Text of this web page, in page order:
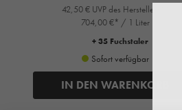
42,50 € UVP des Herstellers**
704,00 €* / 1 Liter
+ 35 Fuchstaler
Sofort verfügbar
IN DEN WARENKORB